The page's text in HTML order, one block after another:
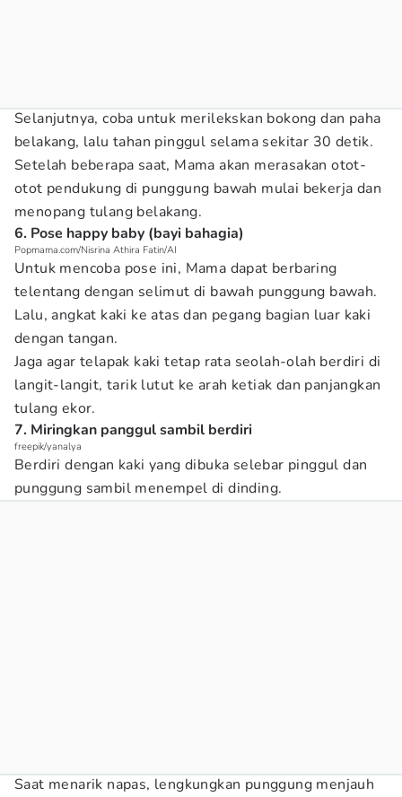
Selanjutnya, coba untuk merilekskan bokong dan paha
belakang, lalu tahan pinggul selama sekitar 30 detik.
Setelah beberapa saat, Mama akan merasakan otot-
otot pendukung di punggung bawah mulai bekerja dan
menopang tulang belakang.
6. Pose happy baby (bayi bahagia)
Popmama.com/Nisrina Athira Fatin/AI
Untuk mencoba pose ini, Mama dapat berbaring
telentang dengan selimut di bawah punggung bawah.
Lalu, angkat kaki ke atas dan pegang bagian luar kaki
dengan tangan.
Jaga agar telapak kaki tetap rata seolah-olah berdiri di
langit-langit, tarik lutut ke arah ketiak dan panjangkan
tulang ekor.
7. Miringkan panggul sambil berdiri
freepik/yanalya
Berdiri dengan kaki yang dibuka selebar pinggul dan
punggung sambil menempel di dinding.
Saat menarik napas, lengkungkan punggung menjauh